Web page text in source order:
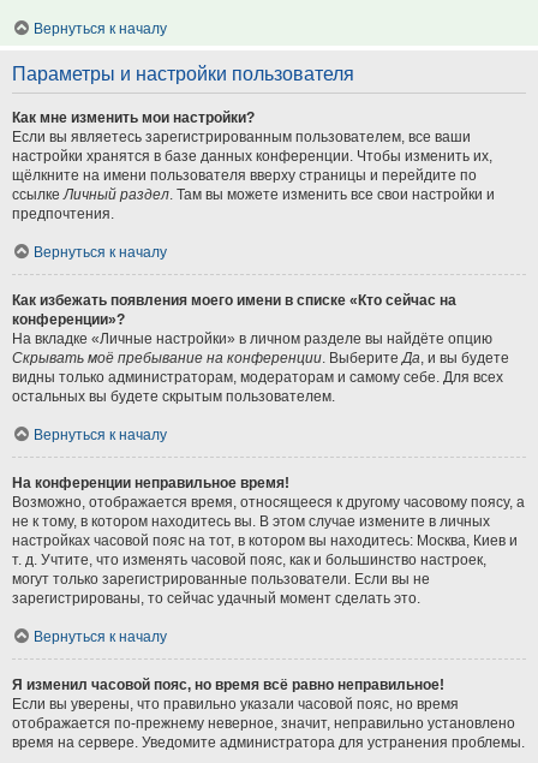
Вернуться к началу
Параметры и настройки пользователя
Как мне изменить мои настройки?
Если вы являетесь зарегистрированным пользователем, все ваши
настройки хранятся в базе данных конференции. Чтобы изменить их,
щёлкните на имени пользователя вверху страницы и перейдите по
ссылке Личный раздел . Там вы можете изменить все свои настройки и
предпочтения.
Вернуться к началу
Как избежать появления моего имени в списке «Кто сейчас на
конференции»?
На вкладке «Личные настройки» в личном разделе вы найдёте опцию
Скрывать моё пребывание на конференции . Выберите Да , и вы будете
видны только администраторам, модераторам и самому себе. Для всех
остальных вы будете скрытым пользователем.
Вернуться к началу
На конференции неправильное время!
Возможно, отображается время, относящееся к другому часовому поясу, а
не к тому, в котором находитесь вы. В этом случае измените в личных
настройках часовой пояс на тот, в котором вы находитесь: Москва, Киев и
т. д. Учтите, что изменять часовой пояс, как и большинство настроек,
могут только зарегистрированные пользователи. Если вы не
зарегистрированы, то сейчас удачный момент сделать это.
Вернуться к началу
Я изменил часовой пояс, но время всё равно неправильное!
Если вы уверены, что правильно указали часовой пояс, но время
отображается по-прежнему неверное, значит, неправильно установлено
время на сервере. Уведомите администратора для устранения проблемы.